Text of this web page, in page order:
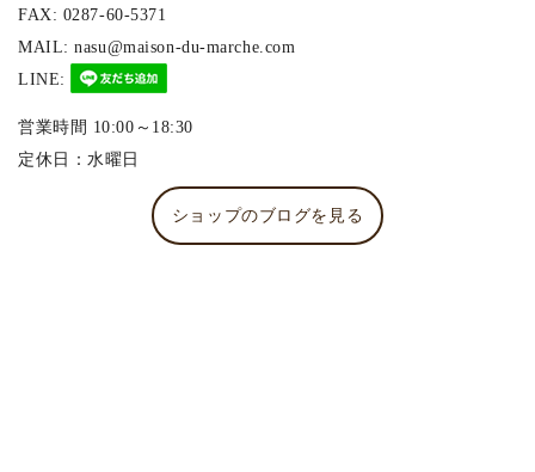
FAX: 0287-60-5371
MAIL: nasu@maison-du-marche.com
LINE:
営業時間 10:00～18:30
定休日：水曜日
ショップのブログを見る